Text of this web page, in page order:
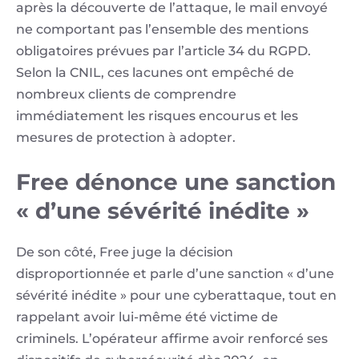
après la découverte de l’attaque, le mail envoyé
ne comportant pas l’ensemble des mentions
obligatoires prévues par l’article 34 du RGPD.
Selon la CNIL, ces lacunes ont empêché de
nombreux clients de comprendre
immédiatement les risques encourus et les
mesures de protection à adopter.
Free dénonce une sanction
« d’une sévérité inédite »
De son côté, Free juge la décision
disproportionnée et parle d’une sanction « d’une
sévérité inédite » pour une cyberattaque, tout en
rappelant avoir lui-même été victime de
criminels. L’opérateur affirme avoir renforcé ses